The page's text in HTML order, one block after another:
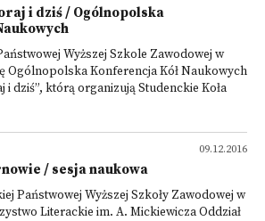
i dziś / Ogólnopolska
Wyższej Szkole Zawodowej w
Ogólnopolska Konferencja Kół Naukowych
i dziś”, którą organizują Studenckie Koła
09.12.2016
/ sesja naukowa
Państwowej Wyższej Szkoły Zawodowej w
Literackie im. A. Mickiewicza Oddział